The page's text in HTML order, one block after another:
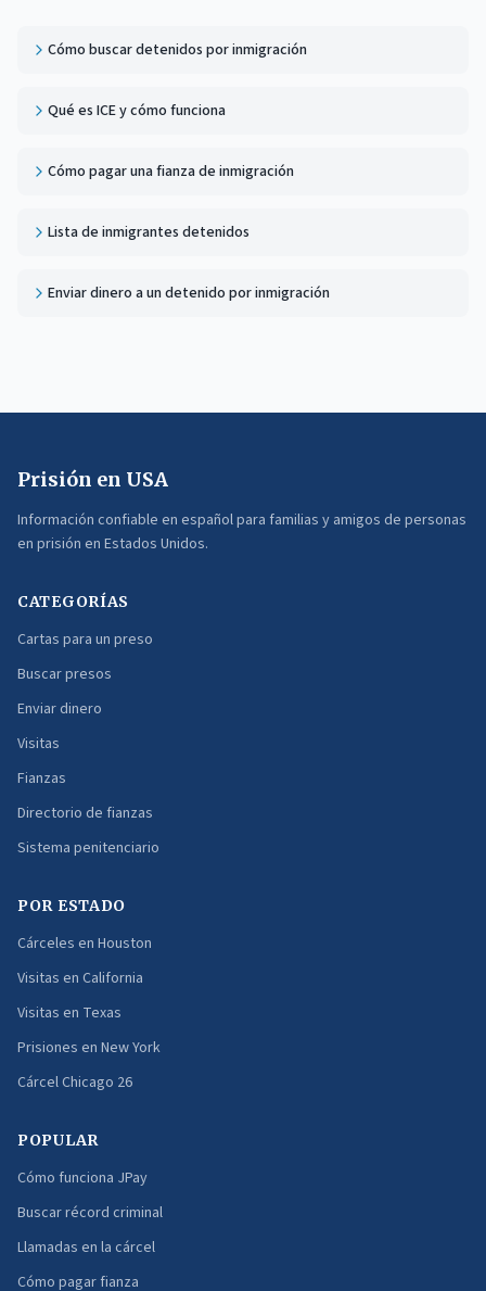
Cómo buscar detenidos por inmigración
Qué es ICE y cómo funciona
Cómo pagar una fianza de inmigración
Lista de inmigrantes detenidos
Enviar dinero a un detenido por inmigración
Prisión en USA
Información confiable en español para familias y amigos de personas
en prisión en Estados Unidos.
CATEGORÍAS
Cartas para un preso
Buscar presos
Enviar dinero
Visitas
Fianzas
Directorio de fianzas
Sistema penitenciario
POR ESTADO
Cárceles en Houston
Visitas en California
Visitas en Texas
Prisiones en New York
Cárcel Chicago 26
POPULAR
Cómo funciona JPay
Buscar récord criminal
Llamadas en la cárcel
Cómo pagar fianza